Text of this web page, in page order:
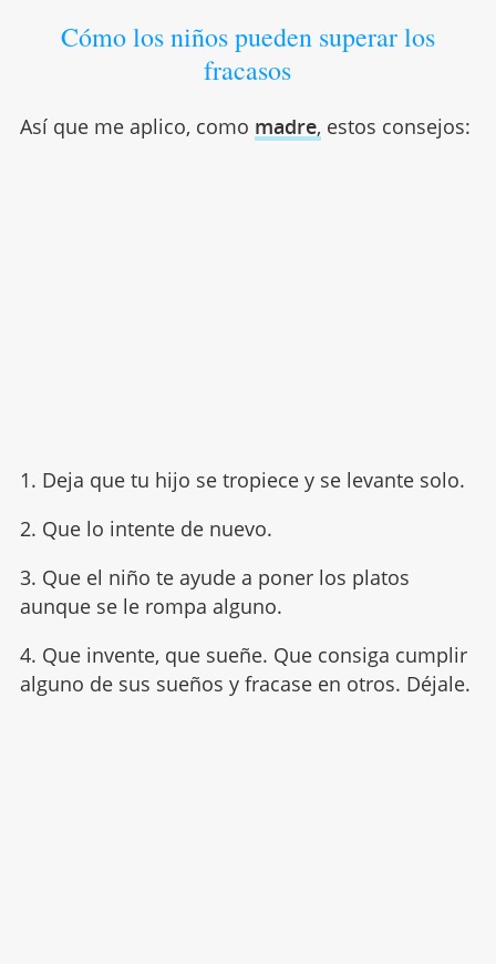
Cómo los niños pueden superar los
fracasos
Así que me aplico, como madre, estos consejos:
1. Deja que tu hijo se tropiece y se levante solo.
2. Que lo intente de nuevo.
3. Que el niño te ayude a poner los platos
aunque se le rompa alguno.
4. Que invente, que sueñe. Que consiga cumplir
alguno de sus sueños y fracase en otros. Déjale.